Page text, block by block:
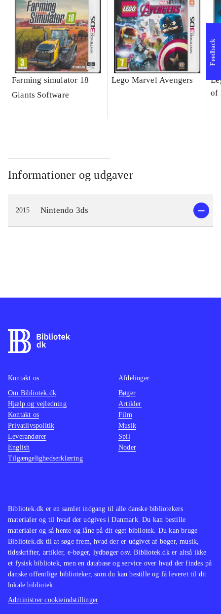
Farming simulator 18
Giants Software
Lego Marvel Avengers
of
Informationer og udgaver
2015 Nintendo 3ds
Feedback
Bibliotek.dk er en samlet indgang til alle danske bibliotekers
materialer og til hvad der udgives i Danmark. Du kan bestille
materialer og så hente og låne på dit eget bibliotek. Du kan bruge
Bibliotek.dk til at søge frem, hvad der er udgivet af bøger, musik,
tidsskrifter, artikler, e-bøger, lydbøger osv. Bibliotek.dk er altså ikke
et fysisk bibliotek, men en database og service over hvad der findes på
danske offentlige biblioteker, som du kan bestille og få leveret til dit
lokale bibliotek.
Administrer cookieindstillinger
Kontakt os
Om Bibliotek.dk
Hjælp og vejledning
Kontakt os
Privatlivspolitik
Leverandører
English
Tilgængelighedserklæring
Afdelinger
Bøger
Artikler
Film
Musik
Spil
Noder